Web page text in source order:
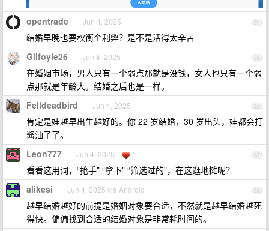
84
opentrade Jun 4, 2025
结婚早晚也要权衡个利弊？是不是活得太辛苦
85
Gilfoyle26 Jun 4, 2025
在婚姻市场，男人只有一个弱点那就是没钱，女人也只有一个弱
点那就是年龄大。结婚之后也是一样。
86
Felldeadbird Jun 4, 2025
肯定是娃越早出生越好的。你 22 岁结婚，30 岁出头，娃都会打
酱油了了。
87
Leon777 Jun 4, 2025 1
看看这用词，“抢手” “拿下” “筛选过的”，在这逛地摊呢？
88
alikesi Jun 4, 2025 via Android
越早结婚越好的前提是婚姻对象要合适，不然就是越早结婚越死
得快。偏偏找到合适的结婚对象是非常耗时间的。